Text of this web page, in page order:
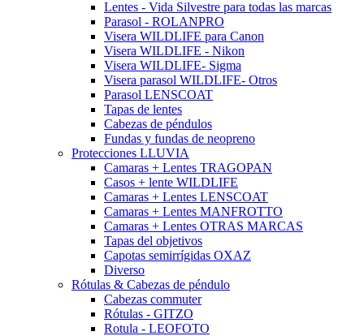
Lentes - Vida Silvestre para todas las marcas
Parasol - ROLANPRO
Visera WILDLIFE para Canon
Visera WILDLIFE - Nikon
Visera WILDLIFE- Sigma
Visera parasol WILDLIFE- Otros
Parasol LENSCOAT
Tapas de lentes
Cabezas de péndulos
Fundas y fundas de neopreno
Protecciones LLUVIA
Camaras + Lentes TRAGOPAN
Casos + lente WILDLIFE
Camaras + Lentes LENSCOAT
Camaras + Lentes MANFROTTO
Camaras + Lentes OTRAS MARCAS
Tapas del objetivos
Capotas semirrígidas OXAZ
Diverso
Rótulas & Cabezas de péndulo
Cabezas commuter
Rótulas - GITZO
Rotula - LEOFOTO